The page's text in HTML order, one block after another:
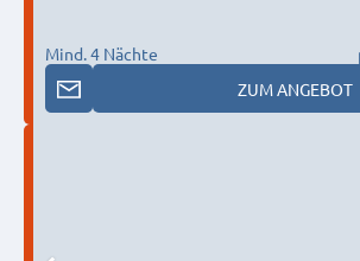
Mind. 4 Nächte
ZUM ANGEBOT